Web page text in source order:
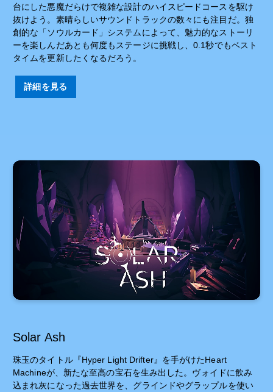
台にした悪魔だらけで複雑な設計のハイスピードコースを駆け
抜けよう。素晴らしいサウンドトラックの数々にも注目だ。独
創的な「ソウルカード」システムによって、魅力的なストーリ
ーを楽しんだあとも何度もステージに挑戦し、0.1秒でもベスト
タイムを更新したくなるだろう。
詳細を見る
Solar Ash
珠玉のタイトル『Hyper Light Drifter』を手がけたHeart
Machineが、新たな至高の宝石を生み出した。ヴォイドに飲み
込まれ灰になった過去世界を、グラインドやグラップルを使い